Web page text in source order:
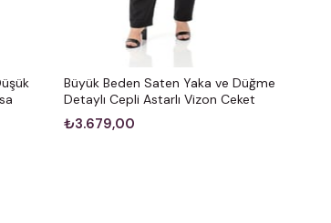
Büyük Beden Saten Yaka ve Düğme
Detaylı Cepli Astarlı Vizon Ceket
₺3.679,00